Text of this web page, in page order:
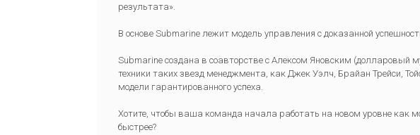
результата».
В основе Submarine лежит модель управления с доказанной
Submarine создана в соавторстве с Алексом Яновским
техники таких звезд менеджмента, как Джек Уэлч, Брайан Трейси,
модели гарантированного успеха.
Хотите, чтобы ваша команда начала работать на новом уровне как
быстрее?